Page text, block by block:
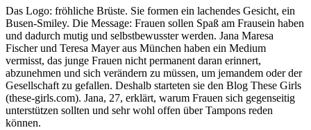
Das Logo: fröhliche Brüste. Sie formen ein lachendes Gesicht, ein
Busen-Smiley. Die Message: Frauen sollen Spaß am Frausein haben
und dadurch mutig und selbstbewusster werden. Jana Maresa
Fischer und Teresa Mayer aus München haben ein Medium
vermisst, das junge Frauen nicht permanent daran erinnert,
abzunehmen und sich verändern zu müssen, um jemandem oder der
Gesellschaft zu gefallen. Deshalb starteten sie den Blog These Girls
(these-girls.com). Jana, 27, erklärt, warum Frauen sich gegenseitig
unterstützen sollten und sehr wohl offen über Tampons reden
können.